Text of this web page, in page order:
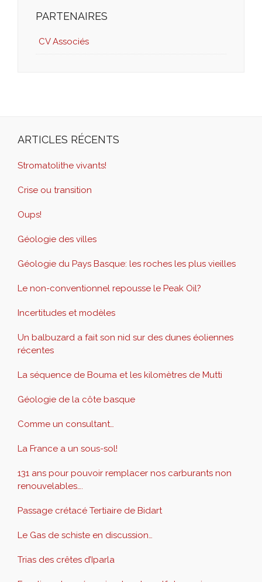
PARTENAIRES
CV Associés
ARTICLES RÉCENTS
Stromatolithe vivants!
Crise ou transition
Oups!
Géologie des villes
Géologie du Pays Basque: les roches les plus vieilles
Le non-conventionnel repousse le Peak Oil?
Incertitudes et modèles
Un balbuzard a fait son nid sur des dunes éoliennes
récentes
La séquence de Bouma et les kilomètres de Mutti
Géologie de la côte basque
Comme un consultant…
La France a un sous-sol!
131 ans pour pouvoir remplacer nos carburants non
renouvelables….
Passage crétacé Tertiaire de Bidart
Le Gas de schiste en discussion…
Trias des crêtes d’Iparla